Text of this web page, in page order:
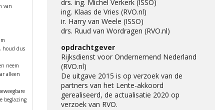
van
houd dus
neem
alleen
beglazing
drs. ing. Michel Verkerk (ISSO)
ing. Klaas de Vries (RVO.nl)
ir. Harry van Weele (ISSO)
drs. Ruud van Wordragen (RVO.nl)
opdrachtgever
Rijksdienst voor Ondernemend Nederland
(RVO.nl)
De uitgave 2015 is op verzoek van de
partners van het Lente-akkoord
gerealiseerd, de actualisatie 2020 op
verzoek van RVO.